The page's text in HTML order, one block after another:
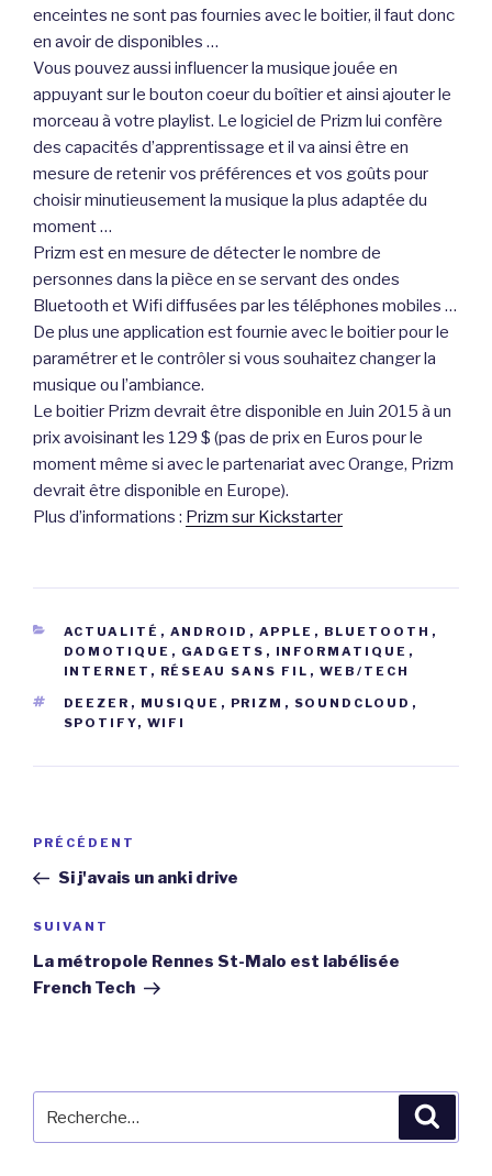
enceintes ne sont pas fournies avec le boitier, il faut donc
en avoir de disponibles …
Vous pouvez aussi influencer la musique jouée en
appuyant sur le bouton coeur du boîtier et ainsi ajouter le
morceau à votre playlist. Le logiciel de Prizm lui confère
des capacités d’apprentissage et il va ainsi être en
mesure de retenir vos préférences et vos goûts pour
choisir minutieusement la musique la plus adaptée du
moment …
Prizm est en mesure de détecter le nombre de
personnes dans la pièce en se servant des ondes
Bluetooth et Wifi diffusées par les téléphones mobiles …
De plus une application est fournie avec le boitier pour le
paramétrer et le contrôler si vous souhaitez changer la
musique ou l’ambiance.
Le boitier Prizm devrait être disponible en Juin 2015 à un
prix avoisinant les 129 $ (pas de prix en Euros pour le
moment même si avec le partenariat avec Orange, Prizm
devrait être disponible en Europe).
Plus d’informations : Prizm sur Kickstarter
CATÉGORIES
ACTUALITÉ , ANDROID , APPLE , BLUETOOTH ,
DOMOTIQUE , GADGETS , INFORMATIQUE ,
INTERNET , RÉSEAU SANS FIL , WEB/TECH
ÉTIQUETTES
DEEZER , MUSIQUE , PRIZM , SOUNDCLOUD ,
SPOTIFY, WIFI
Navigation
l’article
Article
précédent
PRÉCÉDENT
Si j'avais un anki drive
Article
suivant
SUIVANT
La métropole Rennes St-Malo est labélisée
French Tech